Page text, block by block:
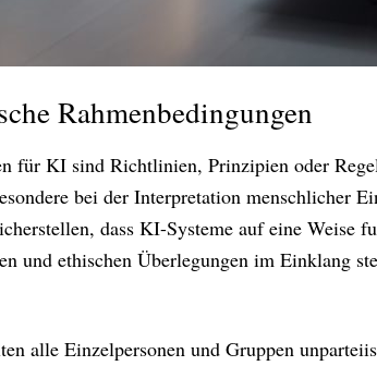
Rahmenbedingungen
für KI sind Richtlinien, Prinzipien oder
bei der Interpretation menschlicher
dass KI-Systeme auf eine Weise
und ethischen Überlegungen im Einklang
alle Einzelpersonen und Gruppen